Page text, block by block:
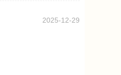
2025-12-29